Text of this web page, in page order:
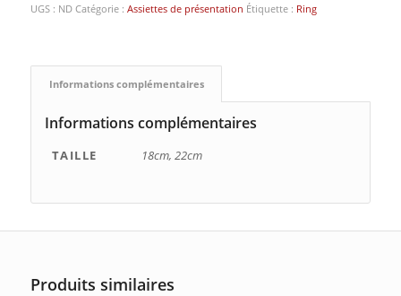
UGS : ND Catégorie : Assiettes de présentation Étiquette : Ring
Informations complémentaires
Informations complémentaires
TAILLE 18cm, 22cm
Produits similaires